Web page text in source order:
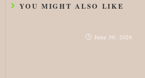
YOU MIGHT ALSO LIKE
June 30, 2026